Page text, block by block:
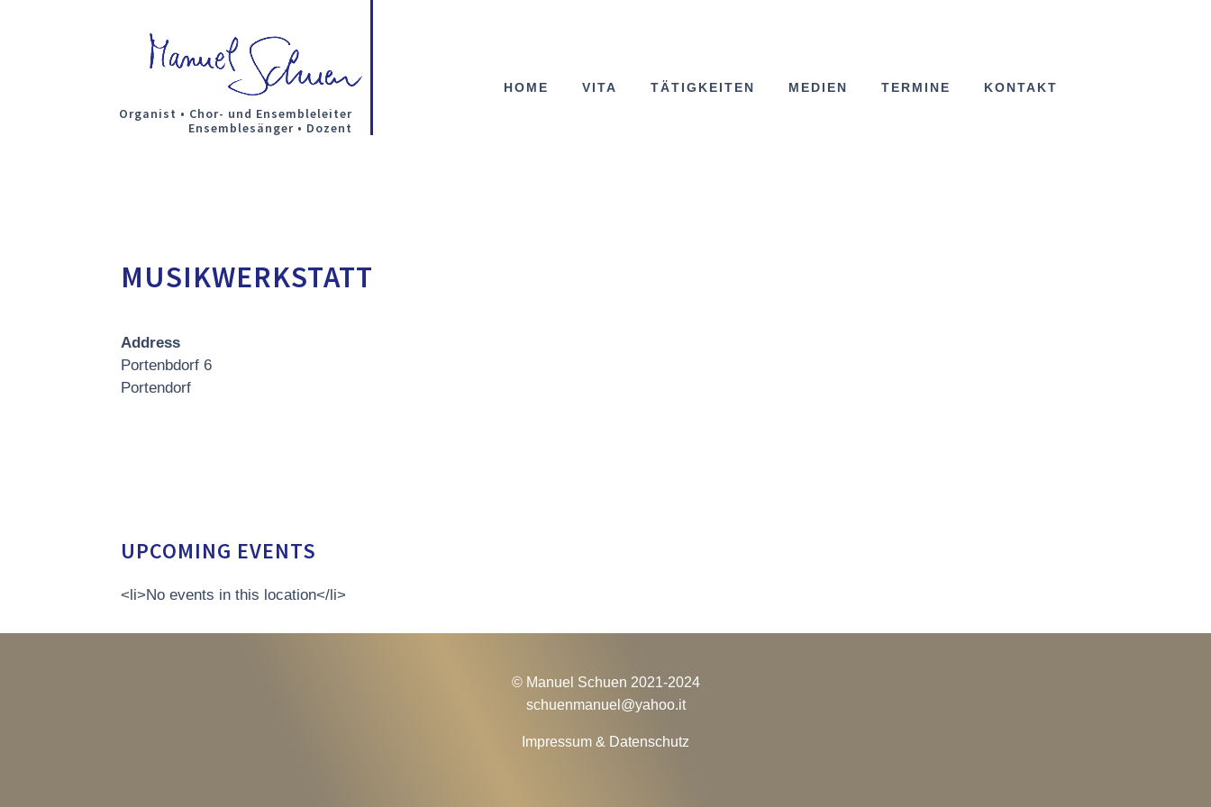
Organist • Chor- und Ensembleleiter
Ensemblesänger • Dozent
HOME VITA TÄTIGKEITEN MEDIEN TERMINE KONTAKT
MUSIKWERKSTATT
Address
Portenbdorf 6
Portendorf
UPCOMING EVENTS
<li>No events in this location</li>
© Manuel Schuen 2021-2024
schuenmanuel@yahoo.it
Impressum & Datenschutz